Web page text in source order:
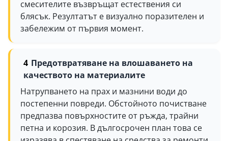
смесителите възвръщат естествения си
блясък. Резултатът е визуално поразителен и
забележим от първия момент.
Предотвратяване на влошаването на
качеството на материалите
Натрупването на прах и мазнини води до
постепенни повреди. Обстойното почистване
предпазва повърхностите от ръжда, трайни
петна и корозия. В дългосрочен план това се